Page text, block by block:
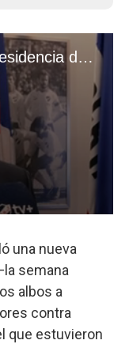
una nueva
semana
albos a
contra
que estuvieron